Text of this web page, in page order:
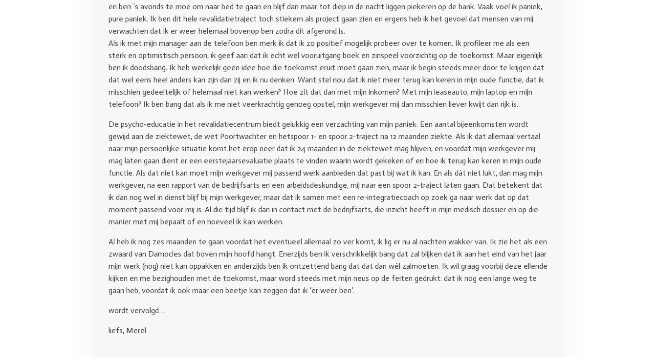
en ben ’s avonds te moe om naar bed te gaan en blijf dan maar tot diep in de nacht liggen piekeren op de bank. Vaak voel ik paniek,
pure paniek. Ik ben dit hele revalidatietraject toch stiekem als project gaan zien en ergens heb ik het gevoel dat mensen van mij
verwachten dat ik er weer helemaal bovenop ben zodra dit afgerond is.
Als ik met mijn manager aan de telefoon ben merk ik dat ik zo positief mogelijk probeer over te komen. Ik profileer me als een
sterk en optimistisch persoon, ik geef aan dat ik echt wel vooruitgang boek en zinspeel voorzichtig op de toekomst. Maar eigenlijk
ben ik doodsbang. Ik heb werkelijk geen idee hoe die toekomst eruit moet gaan zien, maar ik begin steeds meer door te krijgen dat
dat wel eens heel anders kan zijn dan zij en ik nu denken. Want stel nou dat ik niet meer terug kan keren in mijn oude functie, dat ik
misschien gedeeltelijk of helemaal niet kan werken? Hoe zit dat dan met mijn inkomen? Met mijn leaseauto, mijn laptop en mijn
telefoon? Ik ben bang dat als ik me niet veerkrachtig genoeg opstel, mijn werkgever mij dan misschien liever kwijt dan rijk is.
De psycho-educatie in het revalidatiecentrum biedt gelukkig een verzachting van mijn paniek. Een aantal bijeenkomsten wordt
gewijd aan de ziektewet, de wet Poortwachter en hetspoor 1- en spoor 2-traject na 12 maanden ziekte. Als ik dat allemaal vertaal
naar mijn persoonlijke situatie komt het erop neer dat ik 24 maanden in de ziektewet mag blijven, en voordat mijn werkgever mij
mag laten gaan dient er een eerstejaarsevaluatie plaats te vinden waarin wordt gekeken of en hoe ik terug kan keren in mijn oude
functie. Als dat niet kan moet mijn werkgever mij passend werk aanbieden dat past bij wat ik kan. En als dát niet lukt, dan mag mijn
werkgever, na een rapport van de bedrijfsarts en een arbeidsdeskundige, mij naar een spoor 2-traject laten gaan. Dat betekent dat
ik dan nog wel in dienst blijf bij mijn werkgever, maar dat ik samen met een re-integratiecoach op zoek ga naar werk dat op dat
moment passend voor mij is. Al die tijd blijf ik dan in contact met de bedrijfsarts, die inzicht heeft in mijn medisch dossier en op die
manier met mij bepaalt of en hoeveel ik kan werken.
Al heb ik nog zes maanden te gaan voordat het eventueel allemaal zo ver komt, ik lig er nu al nachten wakker van. Ik zie het als een
zwaard van Damocles dat boven mijn hoofd hangt. Enerzijds ben ik verschrikkelijk bang dat zal blijken dat ik aan het eind van het jaar
mijn werk (nog) niet kan oppakken en anderzijds ben ik ontzettend bang dat dat dan wél zalmoeten. Ik wil graag voorbij deze ellende
kijken en me bezighouden met de toekomst, maar word steeds met mijn neus op de feiten gedrukt: dat ik nog een lange weg te
gaan heb, voordat ik ook maar een beetje kan zeggen dat ik ‘er weer ben’.
wordt vervolgd….
liefs, Merel